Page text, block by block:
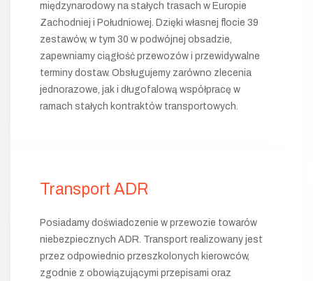
międzynarodowy na stałych trasach w Europie
Zachodniej i Południowej. Dzięki własnej flocie 39
zestawów, w tym 30 w podwójnej obsadzie,
zapewniamy ciągłość przewozów i przewidywalne
terminy dostaw. Obsługujemy zarówno zlecenia
jednorazowe, jak i długofalową współpracę w
ramach stałych kontraktów transportowych.
Transport ADR
Posiadamy doświadczenie w przewozie towarów
niebezpiecznych ADR. Transport realizowany jest
przez odpowiednio przeszkolonych kierowców,
zgodnie z obowiązującymi przepisami oraz